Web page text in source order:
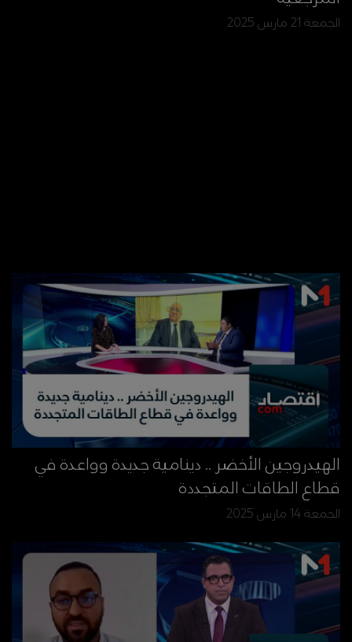
الجمعة 21 مارس 2025
الهيدروجين الأخضر .. دينامية جديدة وواعدة في
قطاع الطاقات المتجددة
الجمعة 14 مارس 2025